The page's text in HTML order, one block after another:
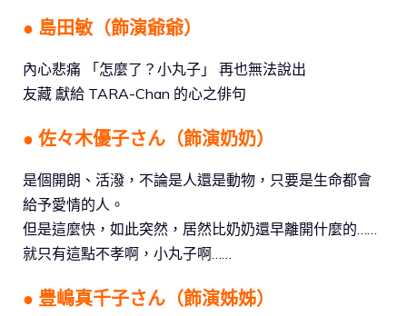
● 島田敏（飾演爺爺）
內心悲痛 「怎麼了？小丸子」 再也無法說出
友藏 獻給 TARA-Chan 的心之俳句
● 佐々木優子さん（飾演奶奶）
是個開朗、活潑，不論是人還是動物，只要是生命都會
給予愛情的人。
但是這麼快，如此突然，居然比奶奶還早離開什麼的……
就只有這點不孝啊，小丸子啊……
● 豊嶋真千子さん（飾演姊姊）